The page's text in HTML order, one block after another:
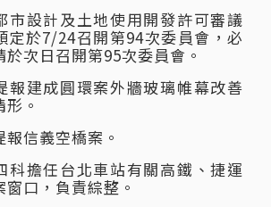
市設計及土地使用開發許可審議
定於7/24召開第94次委員會，必
於次日召開第95次委員會。
報建成圓環案外牆玻璃帷幕改善
。
報信義空橋案。
科擔任台北車站有關高鐵、捷運
口，負責綜整。